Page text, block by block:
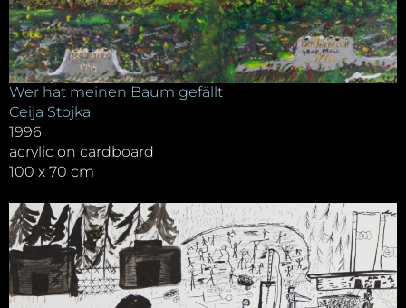
Wer hat meinen Baum gefällt
Ceija Stojka
1996
acrylic on cardboard
100 x 70 cm